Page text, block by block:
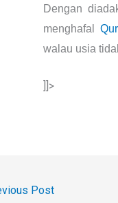
Dengan
menghafal
walau usia
]]>
Post